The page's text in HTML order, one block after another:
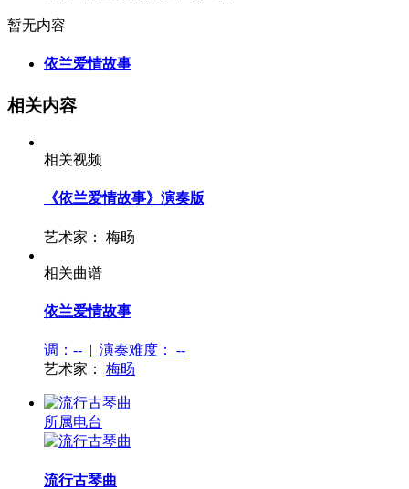
暂无内容
依兰爱情故事
相关内容
相关视频
《依兰爱情故事》演奏版
艺术家： 梅旸
相关曲谱
依兰爱情故事
调：-- | 演奏难度：
--
艺术家：
梅旸
所属电台
流行古琴曲